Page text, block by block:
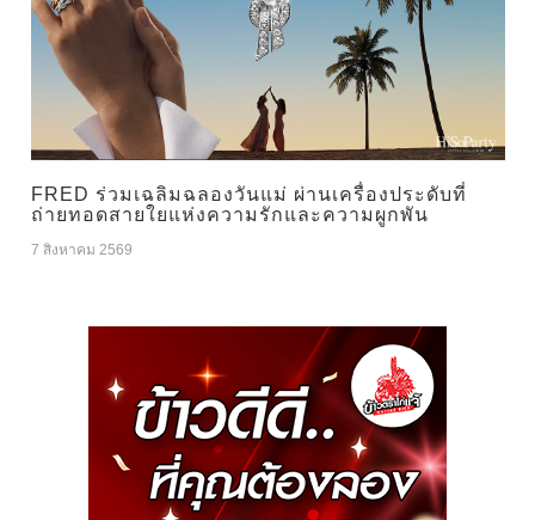
FRED ร่วมเฉลิมฉลองวันแม่ ผ่านเครื่องประดับที่
ถ่ายทอดสายใยแห่งความรักและความผูกพัน
7 สิงหาคม 2569